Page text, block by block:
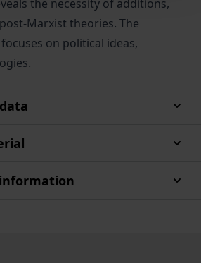
the necessity of additions,
Marxist theories. The
on political ideas,